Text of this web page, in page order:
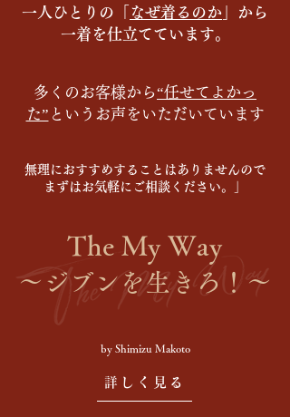
一人ひとりの「
なぜ着るのか 」から
一着を仕立てています。
多くのお客様から“任せてよかっ
た” というお声をいただいています
無理におすすめすることはありませんので
まずはお気軽にご相談ください。」
​The My Way
〜ジブンを生きろ！〜
by Shimizu Makoto
詳しく見る